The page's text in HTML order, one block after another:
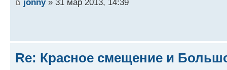
jonny» 31 мар 2013, 14:39
Re: Красное смещение и